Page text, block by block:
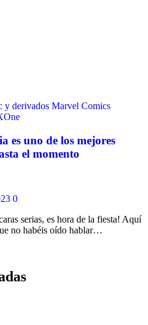
y derivados Marvel Comics
es uno de los mejores
el momento
0
serias, es hora de la fiesta! Aquí
no habéis oído hablar…